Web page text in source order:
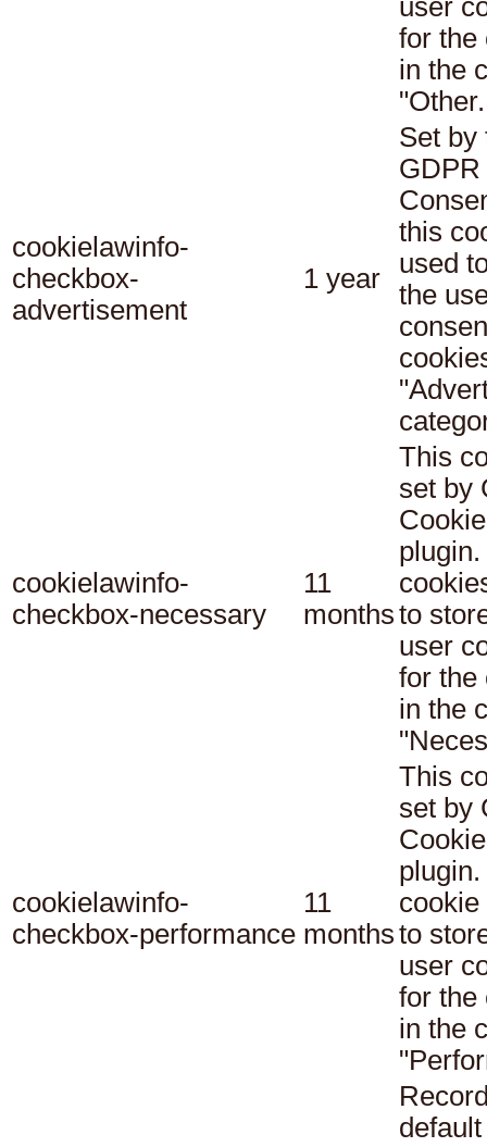
user
for the
in the
"Other.
cookielawinfo-
checkbox-
advertisement
1 year
Set by
this
used
the
cookielawinfo-
checkbox-necessary
11
months
This
set by
to
user
for the
in the
cookielawinfo-
checkbox-performance
11
months
This
set by
cookie
to
user
for the
in the